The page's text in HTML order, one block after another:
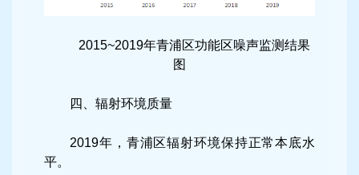
2015~2019年青浦区功能区噪声监测结果
图
四、辐射环境质量
2019年，青浦区辐射环境保持正常本底水
平。